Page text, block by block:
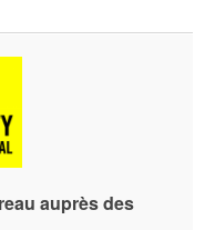
auprès des